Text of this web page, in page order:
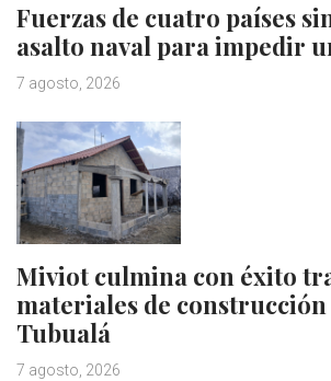
Fuerzas de cuatro países
asalto naval para impedir
7 agosto, 2026
Miviot culmina con éxito
materiales de construcción
Tubualá
7 agosto, 2026